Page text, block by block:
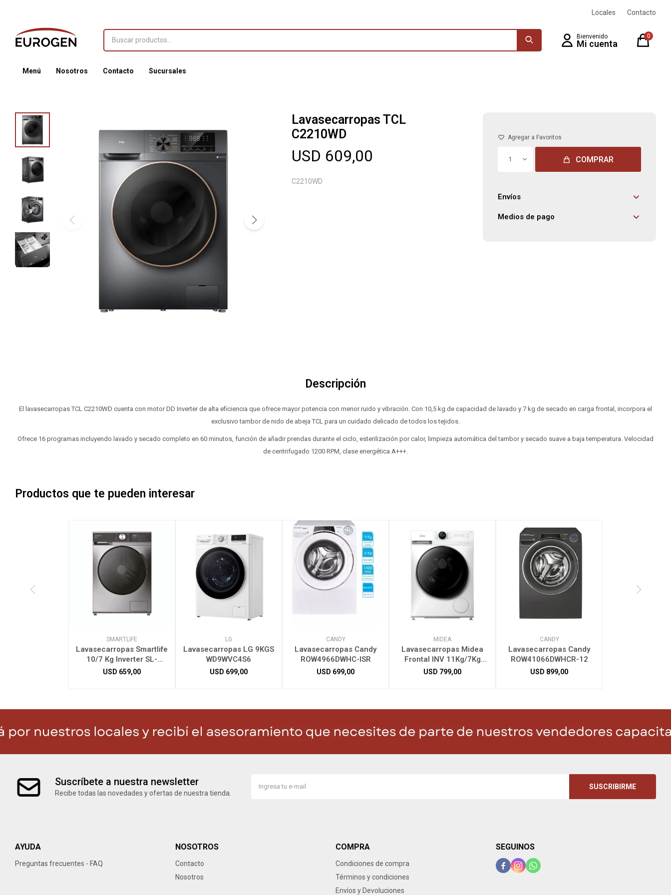
Menú Nosotros Contacto Sucursales
0
Locales Contacto
Lavasecarropas TCL
C2210WD
USD 609,00
C2210WD
1 COMPRAR
Envíos
Medios de pago
Descripción
El lavasecarropas TCL C2210WD cuenta con motor DD Inverter de alta eficiencia que ofrece mayor potencia con menor ruido y vibración. Con 10,5 kg de capacidad de lavado y 7 kg de secado en carga frontal, incorpora el
exclusivo tambor de nido de abeja TCL para un cuidado delicado de todos los tejidos.
Ofrece 16 programas incluyendo lavado y secado completo en 60 minutos, función de añadir prendas durante el ciclo, esterilización por calor, limpieza automática del tambor y secado suave a baja temperatura. Velocidad
de centrifugado 1200 RPM, clase energética A+++.
Productos que te pueden interesar
SMARTLIFE
Lavasecarropas Smartlife
10/7 Kg Inverter SL-
WDI1071400G
USD 659,00
LG
Lavasecarropas LG 9KGS
WD9WVC4S6
USD 699,00
CANDY
Lavasecarropas Candy
ROW4966DWHC-ISR
USD 699,00
MIDEA
Lavasecarropas Midea
Frontal INV 11Kg/7Kg
MF200D110WB/W
USD 799,00
CANDY
Lavasecarropas Candy
ROW41066DWHCR-12
USD 899,00
Suscríbete a nuestra newsletter
Recibe todas las novedades y ofertas de nuestra tienda.
SUSCRIBIRME
AYUDA
Preguntas frecuentes - FAQ
NOSOTROS
Contacto
Nosotros
COMPRA
Condiciones de compra
Términos y condiciones
Envíos y Devoluciones
SEGUINOS
  